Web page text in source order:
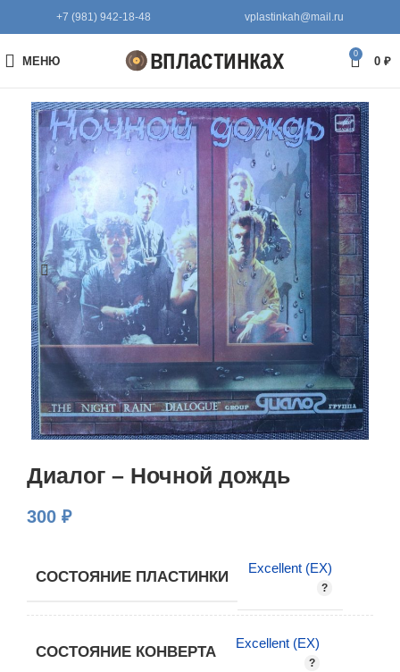
+7 (981) 942-18-48 vplastinkah@mail.ru
МЕНЮ
0
0 ₽
Диалог – Ночной дождь
300 ₽
СОСТОЯНИЕ ПЛАСТИНКИ
Excellent (EX)
СОСТОЯНИЕ КОНВЕРТА
Excellent (EX)